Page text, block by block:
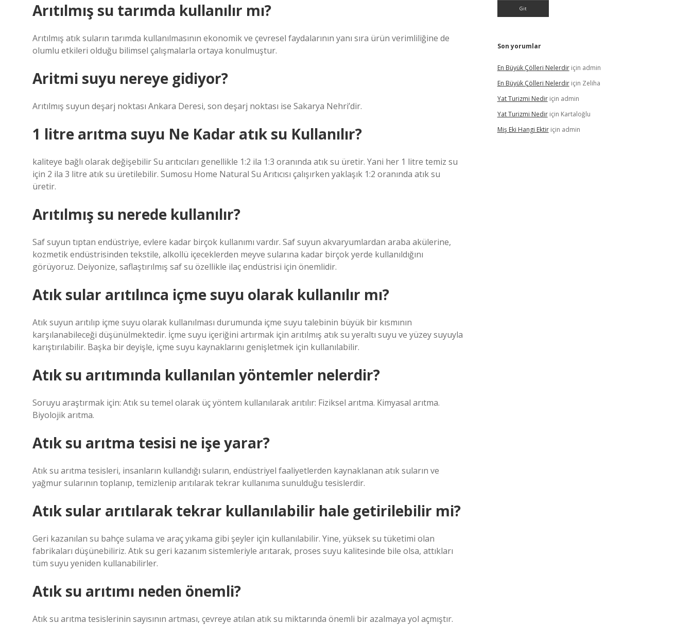
Arıtılmış su tarımda kullanılır mı?
Arıtılmış atık suların tarımda kullanılmasının ekonomik ve çevresel faydalarının yanı sıra ürün verimliliğine de
olumlu etkileri olduğu bilimsel çalışmalarla ortaya konulmuştur.
Aritmi suyu nereye gidiyor?
Arıtılmış suyun deşarj noktası Ankara Deresi, son deşarj noktası ise Sakarya Nehri’dir.
1 litre arıtma suyu Ne Kadar atık su Kullanılır?
kaliteye bağlı olarak değişebilir Su arıtıcıları genellikle 1:2 ila 1:3 oranında atık su üretir. Yani her 1 litre temiz su
için 2 ila 3 litre atık su üretilebilir. Sumosu Home Natural Su Arıtıcısı çalışırken yaklaşık 1:2 oranında atık su
üretir.
Arıtılmış su nerede kullanılır?
Saf suyun tıptan endüstriye, evlere kadar birçok kullanımı vardır. Saf suyun akvaryumlardan araba akülerine,
kozmetik endüstrisinden tekstile, alkollü içeceklerden meyve sularına kadar birçok yerde kullanıldığını
görüyoruz. Deiyonize, saflaştırılmış saf su özellikle ilaç endüstrisi için önemlidir.
Atık sular arıtılınca içme suyu olarak kullanılır mı?
Atık suyun arıtılıp içme suyu olarak kullanılması durumunda içme suyu talebinin büyük bir kısmının
karşılanabileceği düşünülmektedir. İçme suyu içeriğini artırmak için arıtılmış atık su yeraltı suyu ve yüzey suyuyla
karıştırılabilir. Başka bir deyişle, içme suyu kaynaklarını genişletmek için kullanılabilir.
Atık su arıtımında kullanılan yöntemler nelerdir?
Soruyu araştırmak için: Atık su temel olarak üç yöntem kullanılarak arıtılır: Fiziksel arıtma. Kimyasal arıtma.
Biyolojik arıtma.
Atık su arıtma tesisi ne işe yarar?
Atık su arıtma tesisleri, insanların kullandığı suların, endüstriyel faaliyetlerden kaynaklanan atık suların ve
yağmur sularının toplanıp, temizlenip arıtılarak tekrar kullanıma sunulduğu tesislerdir.
Atık sular arıtılarak tekrar kullanılabilir hale getirilebilir mi?
Geri kazanılan su bahçe sulama ve araç yıkama gibi şeyler için kullanılabilir. Yine, yüksek su tüketimi olan
fabrikaları düşünebiliriz. Atık su geri kazanım sistemleriyle arıtarak, proses suyu kalitesinde bile olsa, attıkları
tüm suyu yeniden kullanabilirler.
Atık su arıtımı neden önemli?
Atık su arıtma tesislerinin sayısının artması, çevreye atılan atık su miktarında önemli bir azalmaya yol açmıştır.
Son yorumlar
En Büyük Çölleri Nelerdiriçin admin
En Büyük Çölleri Nelerdiriçin Zeliha
Yat Turizmi Nediriçin admin
Yat Turizmi Nediriçin Kartaloğlu
Miş Eki Hangi Ektiriçin admin